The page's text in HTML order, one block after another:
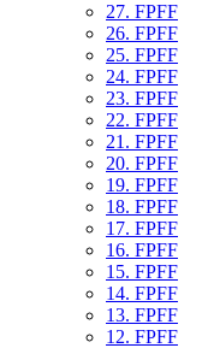
27. FPFF
26. FPFF
25. FPFF
24. FPFF
23. FPFF
22. FPFF
21. FPFF
20. FPFF
19. FPFF
18. FPFF
17. FPFF
16. FPFF
15. FPFF
14. FPFF
13. FPFF
12. FPFF